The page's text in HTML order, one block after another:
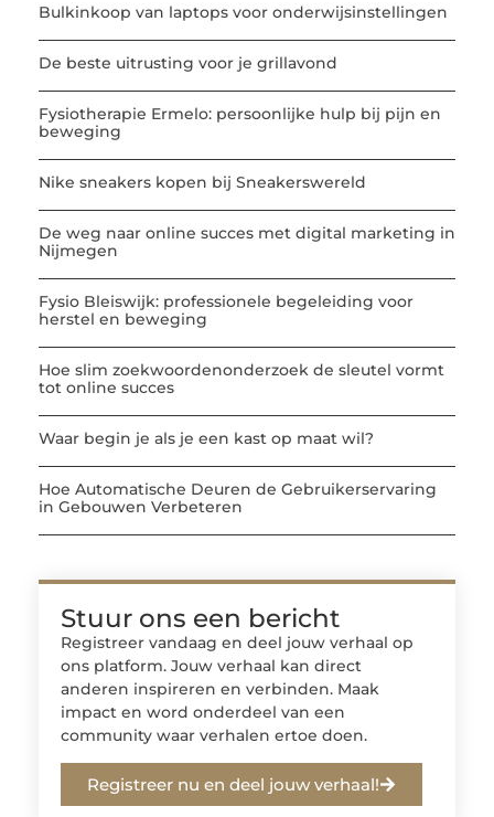
Bulkinkoop van laptops voor onderwijsinstellingen
De beste uitrusting voor je grillavond
Fysiotherapie Ermelo: persoonlijke hulp bij pijn en
beweging
Nike sneakers kopen bij Sneakerswereld
De weg naar online succes met digital marketing in
Nijmegen
Fysio Bleiswijk: professionele begeleiding voor
herstel en beweging
Hoe slim zoekwoordenonderzoek de sleutel vormt
tot online succes
Waar begin je als je een kast op maat wil?
Hoe Automatische Deuren de Gebruikerservaring
in Gebouwen Verbeteren
Stuur ons een bericht
Registreer vandaag en deel jouw verhaal op
ons platform. Jouw verhaal kan direct
anderen inspireren en verbinden. Maak
impact en word onderdeel van een
community waar verhalen ertoe doen.
Registreer nu en deel jouw verhaal!